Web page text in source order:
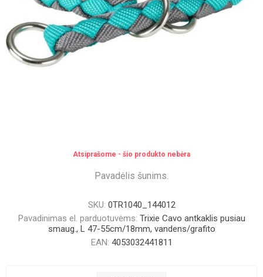
Atsiprašome - šio produkto nebėra
Pavadėlis šunims.
SKU: 0TR1040_144012
Pavadinimas el. parduotuvėms: Trixie Cavo antkaklis pusiau
smaug., L 47-55cm/18mm, vandens/grafito
EAN: 4053032441811